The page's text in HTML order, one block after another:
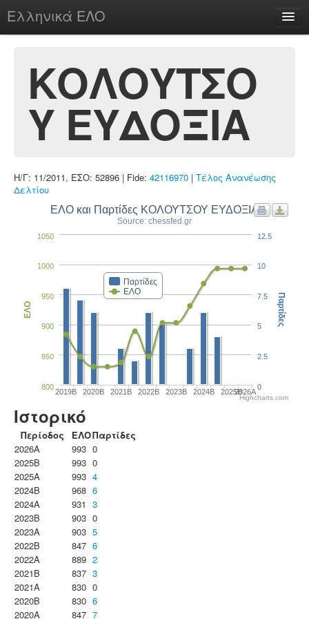
Ελληνικά ΕΛΟ
chesstu.be @ discord
ΚΟΛΟΥΤΣΟ
Υ ΕΥΔΟΞΙΑ
Η/Γ: 11/2011, ΕΣΟ: 52896 | Fide: 42116970 | Τέλος Ανανέωσης
Δελτίου
ΕΛΟ και Παρτίδες ΚΟΛΟΥΤΣΟΥ ΕΥΔΟΞΙΑ
Source: chessfed.gr
Παρτίδες
ΕΛΟ
2019B 2020B 2021B 2022B 2023B 2024B 2025B2026A
800
850
900
950
1000
1050
ΕΛΟ
0
10
2.5
5
7.5
12.5
Παρτίδες
Highcharts.com
Ιστορικό
Περίοδος ΕΛΟΠαρτίδες
2026A
993 0
2025B
993 0
2025A
993 4
2024B
968 6
2024A
931 3
2023B
903 0
2023Α
903 5
2022B
847 6
2022A
889 2
2021B
837 3
2021A
830 0
2020B
830 6
2020A
847 7